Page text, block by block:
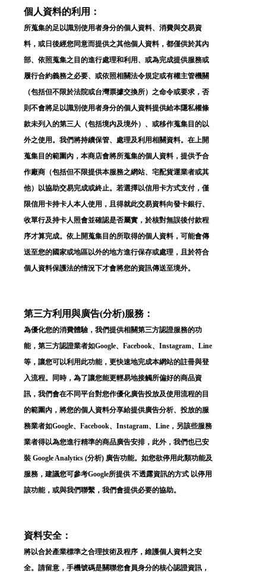
個人資料的利用：
所蒐集的足以識別使用者身分的個人資料、消費與交易資
料，或日後經您同意而提供之其他個人資料，都僅供於其內
部、依照蒐集之目的進行處理和利用、或為完成提供服務或
履行合約義務之必要、或依照相關法令規定或有權主管機關
（包括但不限於法院或台灣票據交換所）之命令或要求，否
則不會將足以識別使用者身分的個人資料提供給本隱私權條
款未列入的第三人（包括境內及境外）、或移作蒐集目的以
外之使用。我們將持續保管、處理及利用相關資料。在上開
蒐集目的範圍內，本商店會將所蒐集的個人資料，提供予合
作廠商（包括但不限提供本服務之網站、宅配貨運業者或其
他）以協助交易完成或終止。若選擇以信用卡方式支付，僅
限信用卡持卡人本人使用，且得就此交易資料向發卡銀行、
收單行及持卡人照會並確認是否屬實，於核對無誤後付款程
序才算完成。依上開蒐集目的所取得的個人資料，可能會傳
送至您的國家或地區以外的地方進行保存或處理，且於符合
個人資料保護法的情況下才會將您的資訊傳送至境外。
第三方利用與廣告(分析)服務：
為優化您的消費體驗，我們提供相關第三方認證服務的功
能，第三方認證業者如Google、Facebook、Instagram、Line
等，讓您可以利用此功能，更快速地完成本網站的註冊與登
入流程。同時，為了讓您能更輕易地接觸所偏好的商品資
訊，我們會在不同平台對您作優化廣告投放及使用流程的目
的範圍內，將您的個人資料分享給提供廣告分析、投放的服
務業者如Google、Facebook、Instagram、Line，另該些服務
業者得以為您進行精準的商品廣告安排，此外，我們也已安
裝 Google Analytics (分析) 廣告功能。如您欲停用此類功能及
服務，建議您可參考Google所提供 不透露資訊的方式 以停用
該功能，或與我們聯繫，我們會提供必要的協助。
資料安全：
將以合於產業標準之合理技術及程序，維護個人資料之安
全。請留意，手機號碼是關聯您會員身分的核心認證資訊，